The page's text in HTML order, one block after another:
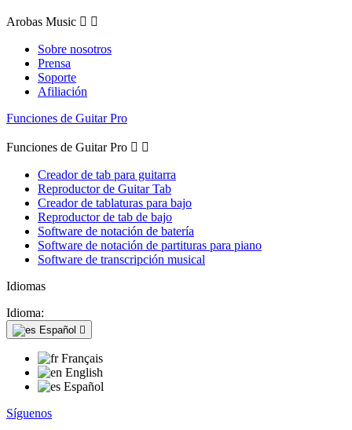
Arobas Music  
Sobre nosotros
Prensa
Soporte
Afiliación
Funciones de Guitar Pro
Funciones de Guitar Pro  
Creador de tab para guitarra
Reproductor de Guitar Tab
Creador de tablaturas para bajo
Reproductor de tab de bajo
Software de notación de batería
Software de notación de partituras para piano
Software de transcripción musical
Idiomas
Idioma:
Español 
Français
English
Español
Síguenos